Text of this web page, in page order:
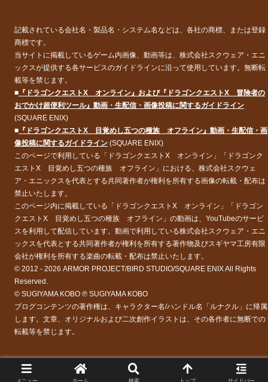
記載されている会社名・製品名・システム名などは、各社の商標、または登録
商標です。
当サイトに掲載しているゲーム内画像、動画等は、株式会社スクウェア・エニ
ックスが提供する各サービスのガイドラインに沿って使用しています。無断転
載等を禁じます。
■ 『ドラゴンクエストX オンライン』および『ドラゴンクエストX 冒険者の
おでかけ超便利ツール』動画・生配信・画像投稿に関するガイドライン
(SQUARE ENIX)
■ 『ドラゴンクエストX 目覚めし五つの種族 オフライン』動画・生配信・画
像投稿に関するガイドライン (SQUARE ENIX)
このページで利用している「ドラゴンクエストX オンライン」「ドラゴンク
エストX 目覚めし五つの種族 オフライン」における、株式会社スクウェ
ア・エニックスを代表とする共同著作者が権利を所有する画像の転載・配布は
禁止いたします。
このページ内に掲載している「ドラゴンクエストX オンライン」「ドラゴン
クエストX 目覚めし五つの種族 オフライン」の動画は、YouTubeのサービ
スを利用して配信しています。動画で利用している株式会社スクウェア・エニ
ックスを代表とする共同著作者が権利を所有する著作物及びスギヤマ工房有限
会社が権利を所有する楽曲の転載・配布は禁止いたします。
© 2012 - 2026 ARMOR PROJECT/BIRD STUDIO/SQUARE ENIX All Rights
Reserved.
© SUGIYAMA KOBO ℗ SUGIYAMA KOBO
ブログコンテンツの著作権は、キャラクター名/ハンドル名「ルナクル」に帰属
します。文章、オリジナルおよび二次創作イラストは、その各作者に無断での
転載等を禁じます。
メニュー ホーム 検索 トップ サイドバー